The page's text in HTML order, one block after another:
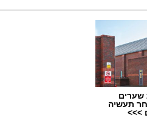
שערים
תעשיה
>>>